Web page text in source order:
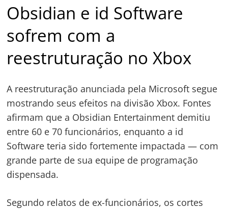
Obsidian e id Software
sofrem com a
reestruturação no Xbox
A reestruturação anunciada pela Microsoft segue
mostrando seus efeitos na divisão Xbox. Fontes
afirmam que a Obsidian Entertainment demitiu
entre 60 e 70 funcionários, enquanto a id
Software teria sido fortemente impactada — com
grande parte de sua equipe de programação
dispensada.
Segundo relatos de ex-funcionários, os cortes